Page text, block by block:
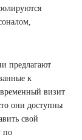
предлагают
к
визит
они доступны
свой
по